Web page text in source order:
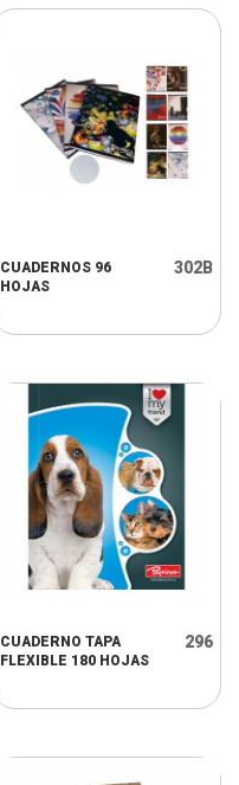
CUADERNOS 96
HOJAS
302B
CUADERNO TAPA
FLEXIBLE 180 HOJAS
296